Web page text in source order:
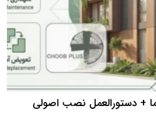
+ دستورالعمل نصب اصولی